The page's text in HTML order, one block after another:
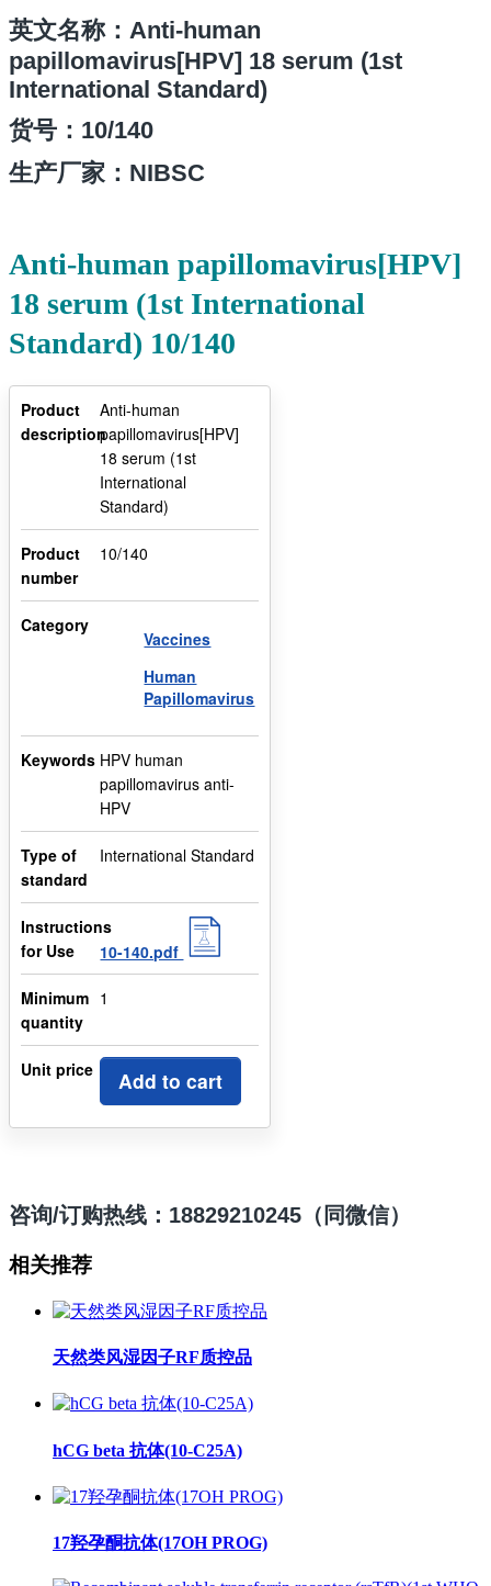
英文名称：Anti-human
papillomavirus[HPV] 18 serum (1st
International Standard)
货号：10/140
生产厂家：NIBSC
Anti-human papillomavirus[HPV]
18 serum (1st International
Standard) 10/140
Product
description
Anti-human
papillomavirus[HPV]
18 serum (1st
International
Standard)
Product
number
10/140
Category
Vaccines
Human
Papillomavirus
Keywords HPV human
papillomavirus anti-
HPV
Type of
standard
International Standard
Instructions
for Use
10-140.pdf
Minimum
quantity
1
Unit price Add to cart
咨询/订购热线：18829210245（同微信）
相关推荐
天然类风湿因子RF质控品
hCG beta 抗体(10-C25A)
17羟孕酮抗体(17OH PROG)